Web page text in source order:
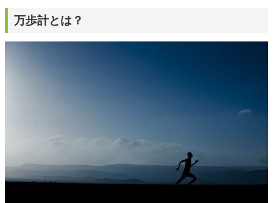
万歩計とは？